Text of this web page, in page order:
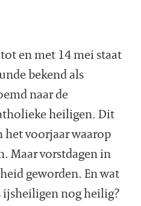
en met 14 mei staat
bekend als
naar de
heiligen. Dit
het voorjaar waarop
Maar vorstdagen in
geworden. En wat
nog heilig?